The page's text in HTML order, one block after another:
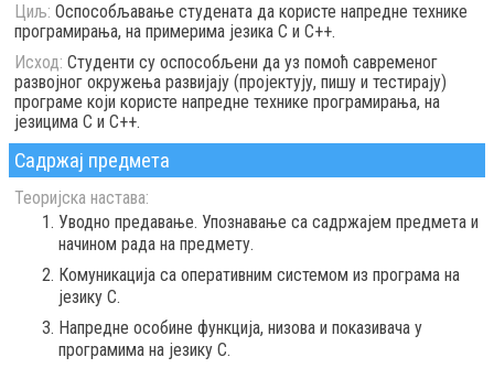
Циљ: Оспособљавање студената да користе напредне технике
програмирања, на примерима језика C и C++.
Исход: Студенти су оспособљени да уз помоћ савременог
развојног окружења развијају (пројектују, пишу и тестирају)
програмe који користе напредне технике програмирања, на
језицима C и C++.
Садржај предмета
Теоријска настава:
Уводно предавање. Упознавање са садржајем предмета и
начином рада на предмету.
Комуникација са оперативним системом из програма на
језику C.
Напредне особине функција, низова и показивача у
програмима на језику C.